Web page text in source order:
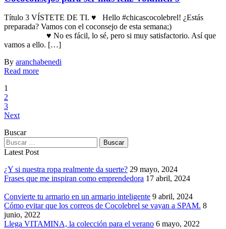
Título 3 VÍSTETE DE TI. ♥ Hello #chicascocolebrel! ¿Estás
preparada? Vamos con el coconsejo de esta semana;)
♥ No es fácil, lo sé, pero si muy satisfactorio. Así que
vamos a ello. […]
By aranchabenedi
Read more
1
2
3
Next
Buscar
Latest Post
¿Y si nuestra ropa realmente da suerte? 29 mayo, 2024
Frases que me inspiran como emprendedora 17 abril, 2024
Convierte tu armario en un armario inteligente 9 abril, 2024
Cómo evitar que los correos de Cocolebrel se vayan a SPAM. 8
junio, 2022
Llega VITAMINA, la colección para el verano 6 mayo, 2022